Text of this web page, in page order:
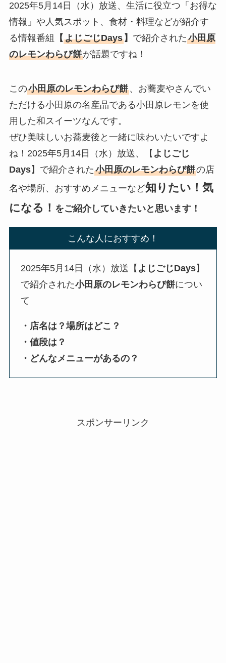
2025年5月14日（水）放送、生活に役立つ「お得な
情報」や人気スポット、食材・料理などが紹介す
る情報番組
【よじごじDays】 で紹介された小田原
のレモンわらび餅が話題ですね！
この小田原のレモンわらび餅、お蕎麦やさんでい
ただける小田原の名産品である小田原レモンを使
用した和スイーツなんです。
ぜひ美味しいお蕎麦後と一緒に味わいたいですよ
ね！2025年5月14日（水）放送、【 よじごじ
Days】で紹介された小田原のレモンわらび餅の店
名や場所、おすすめメニューなど知りたい！気
になる！ をご紹介していきたいと思います！
こんな人におすすめ！
2025年5月14日（水）放送【 よじごじDays】
で紹介された小田原のレモンわらび餅につい
て
・店名は？場所はどこ？
・値段は？
・どんなメニューがあるの？
スポンサーリンク